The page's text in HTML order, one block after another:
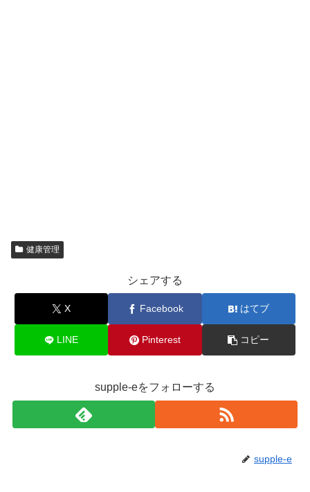
健康管理
シェアする
X Facebook はてブ
LINE Pinterest コピー
supple-eをフォローする
supple-e